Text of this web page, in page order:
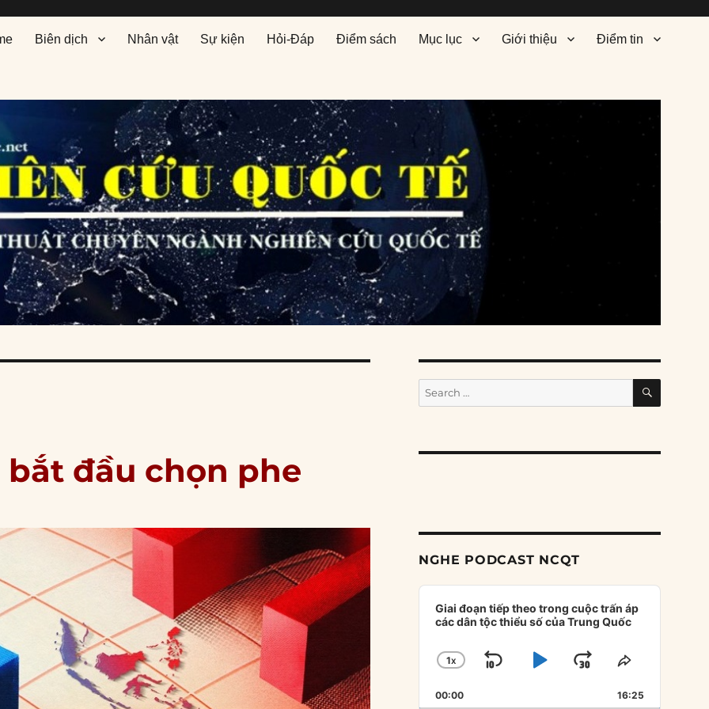
Biên dịch Nhân vật Sự kiện Hỏi-Đáp Điểm sách Mục lục Giới thiệu Điểm tin
đầu chọn phe
Search
for:
SEARCH
NGHE PODCAST NCQT
Audio
Player
Giai đoạn tiếp theo trong cuộc trấn áp
các dân tộc thiểu số của Trung Quốc
CHANGE
RATE
1X
SKIP
BACKWARD
PLAYJUMP
FORWARD
SHARE
EPISODE
00:00 16:25